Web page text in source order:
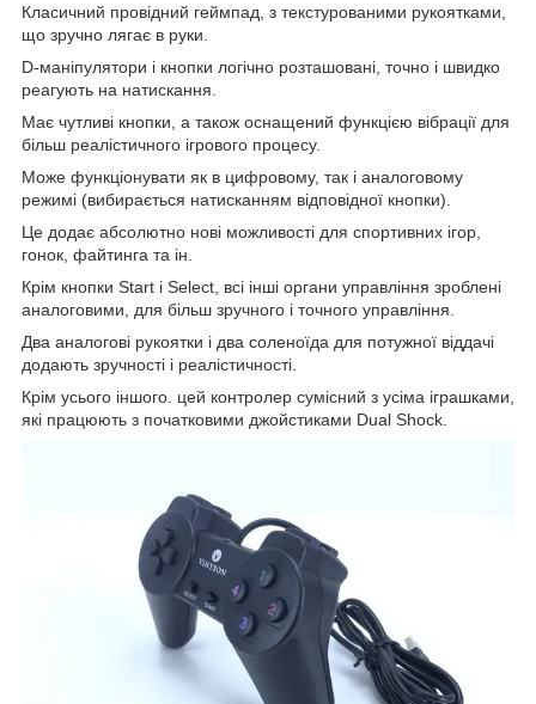
Класичний провідний геймпад, з текстурованими рукоятками,
що зручно лягає в руки.
D-маніпулятори і кнопки логічно розташовані, точно і швидко
реагують на натискання.
Має чутливі кнопки, а також оснащений функцією вібрації для
більш реалістичного ігрового процесу.
Може функціонувати як в цифровому, так і аналоговому
режимі (вибирається натисканням відповідної кнопки).
Це додає абсолютно нові можливості для спортивних ігор,
гонок, файтинга та ін.
Крім кнопки Start і Select, всі інші органи управління зроблені
аналоговими, для більш зручного і точного управління.
Два аналогові рукоятки і два соленоїда для потужної віддачі
додають зручності і реалістичності.
Крім усього іншого. цей контролер сумісний з усіма іграшками,
які працюють з початковими джойстиками Dual Shock.